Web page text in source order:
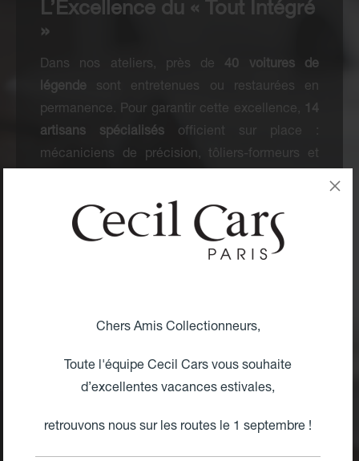
L’Excellence du « Tout Intégré
»
Dans nos ateliers, près de 40 voitures de
légende sont entretenues ou restaurées en
permanence. Pour garantir cette excellence,
14
artisans spécialisés officient sur place :
mécaniciens de précision, tôliers-formeurs et
Une Maîtrise Totale, Zéro Sous-
Traitance
Restauration & Maintenance :Remise en état
Chers Amis Collectionneurs,
Toute l'équipe Cecil Cars vous souhaite
d’excellentes vacances estivales,
retrouvons nous sur les routes le 1 septembre !